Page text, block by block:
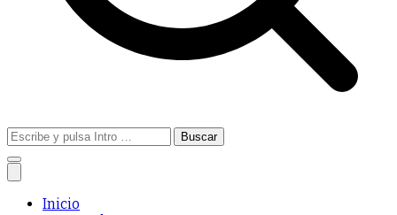
Buscar:
Inicio